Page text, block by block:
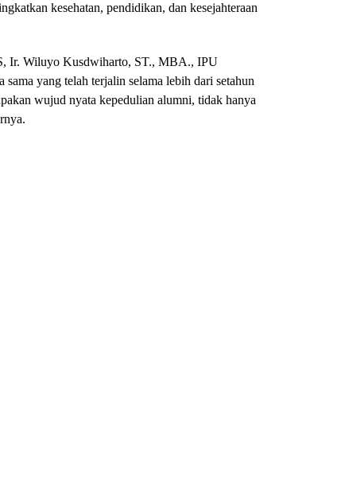
kesehatan, pendidikan, dan kesejahteraan
Ir. Wiluyo Kusdwiharto, ST., MBA., IPU
yang telah terjalin selama lebih dari setahun
wujud nyata kepedulian alumni, tidak hanya